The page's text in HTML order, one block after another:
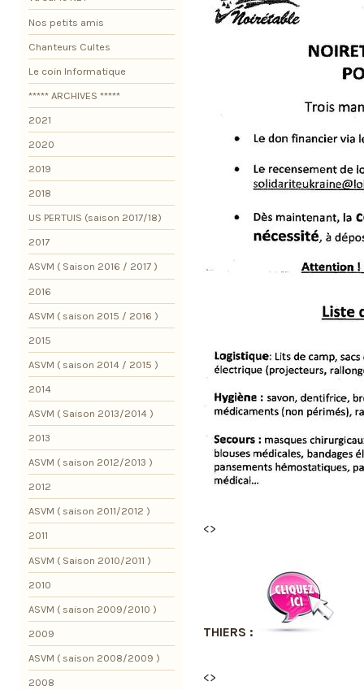
<>
THIERS :
<>
Nos petits amis
Chanteurs Cultes
Le coin Informatique
***** ARCHIVES *****
2021
2020
2019
2018
US PERTUIS (saison 2017/18)
2017
ASVM ( Saison 2016 / 2017 )
2016
ASVM ( saison 2015 / 2016 )
2015
ASVM ( saison 2014 / 2015 )
2014
ASVM ( Saison 2013/2014 )
2013
ASVM ( saison 2012/2013 )
2012
ASVM ( saison 2011/2012 )
2011
ASVM ( Saison 2010/2011 )
2010
ASVM ( saison 2009/2010 )
2009
ASVM ( saison 2008/2009 )
2008